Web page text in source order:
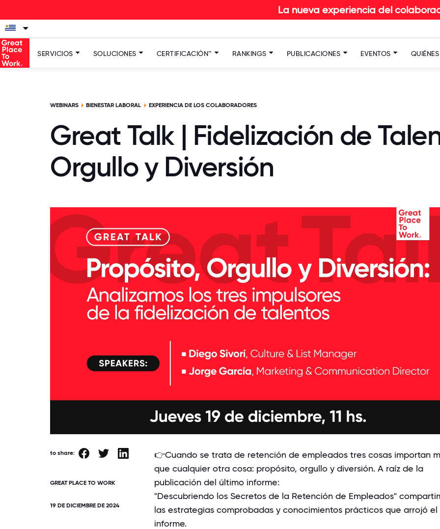
La nueva experiencia del colaborador en
SERVICIOS SOLUCIONES CERTIFICACIÓN™ RANKINGS PUBLICACIONES EVENTOS
WEBINARS BIENESTAR LABORAL EXPERIENCIA DE LOS COLABORADORES
Great Talk | Fidelización de
Orgullo y Diversión
to share:
GREAT PLACE TO WORK
19 DE DICIEMBRE DE 2024
👉Cuando se trata de retención de empleados tres cosas importan
que cualquier otra cosa: propósito, orgullo y diversión. A raíz de la
publicación del último informe:
"Descubriendo los Secretos de la Retención de Empleados"
las estrategias comprobadas y conocimientos prácticos que arrojó el
informe.